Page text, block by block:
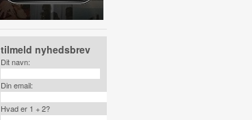
tilmeld nyhedsbrev
Dit navn:
Din email:
Hvad er 1 + 2?